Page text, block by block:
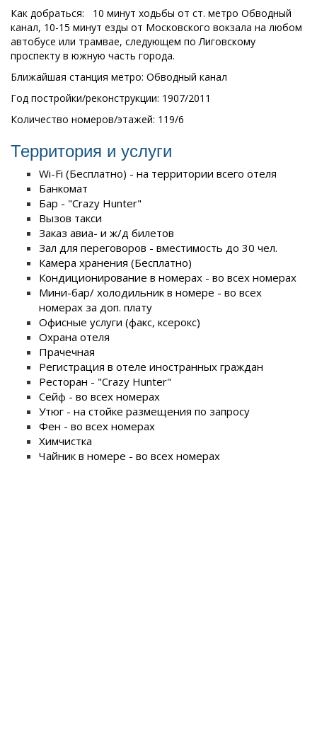
Как добраться: 10 минут ходьбы от ст. метро Обводный
канал, 10-15 минут езды от Московского вокзала на любом
автобусе или трамвае, следующем по Лиговскому
проспекту в южную часть города.
Ближайшая станция метро: Обводный канал
Год постройки/реконструкции: 1907/2011
Количество номеров/этажей: 119/6
Территория и услуги
Wi-Fi (Бесплатно) - на территории всего отеля
Банкомат
Бар - "Crazy Hunter"
Вызов такси
Заказ авиа- и ж/д билетов
Зал для переговоров - вместимость до 30 чел.
Камера хранения (Бесплатно)
Кондиционирование в номерах - во всех номерах
Мини-бар/ холодильник в номере - во всех
номерах за доп. плату
Офисные услуги (факс, ксерокс)
Охрана отеля
Прачечная
Регистрация в отеле иностранных граждан
Ресторан - "Crazy Hunter"
Сейф - во всех номерах
Утюг - на стойке размещения по запросу
Фен - во всех номерах
Химчистка
Чайник в номере - во всех номерах